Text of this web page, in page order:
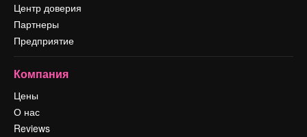
Центр доверия
Партнеры
Предприятие
Компания
Цены
О нас
Reviews